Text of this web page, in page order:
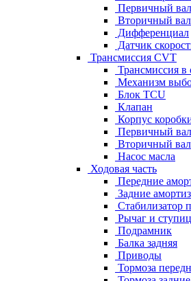
Первичный вал
Вторичный вал
Дифференциал
Датчик
Трансмиссия CVT
Трансмиссия в
Механизм
Блок TCU
Клапан
Корпус
Первичный вал
Вторичный вал
Насос масла
Ходовая часть
Передние
Задние
Стабилизатор
Рычаг и
Подрамник
Балка задняя
Приводы
Тормоза